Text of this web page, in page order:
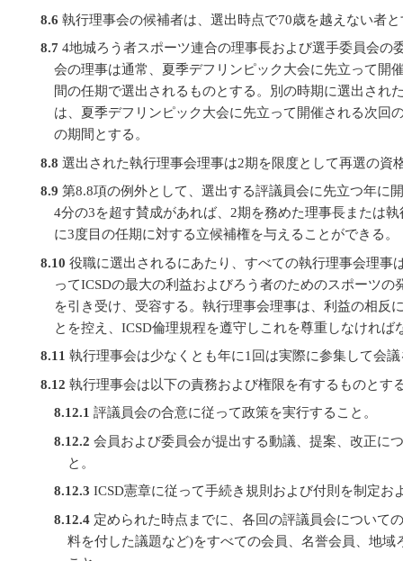
8.6 執行理事会の候補者は、選出時点で70歳を越えない者
8.7 4地城ろう者スポーツ連合の理事長および選手委員会の
会の理事は通常、夏季デフリンピック大会に先立って開
間の任期で選出されるものとする。別の時期に選出され
は、夏季デフリンピック大会に先立って開催される次回
の期間とする。
8.8 選出された執行理事会理事は2期を限度として再選の資
8.9 第8.8項の例外として、選出する評議員会に先立つ年に
4分の3を超す賛成があれば、2期を務めた理事長または
に3度目の任期に対する立候補権を与えることができる。
8.10 役職に選出されるにあたり、すべての執行理事会理事
ってICSDの最大の利益およびろう者のためのスポーツの
を引き受け、受容する。執行理事会理事は、利益の相反
とを控え、ICSD倫理規程を遵守しこれを尊重しなければ
8.11 執行理事会は少なくとも年に1回は実際に参集して会
8.12 執行理事会は以下の責務および権限を有するものとす
8.12.1 評議員会の合意に従って政策を実行すること。
8.12.2 会員および委員会が提出する動議、提案、改正に
と。
8.12.3 ICSD憲章に従って手続き規則および付則を制定お
8.12.4 定められた時点までに、各回の評議員会について
料を付した議題など)をすべての会員、名誉会員、地域